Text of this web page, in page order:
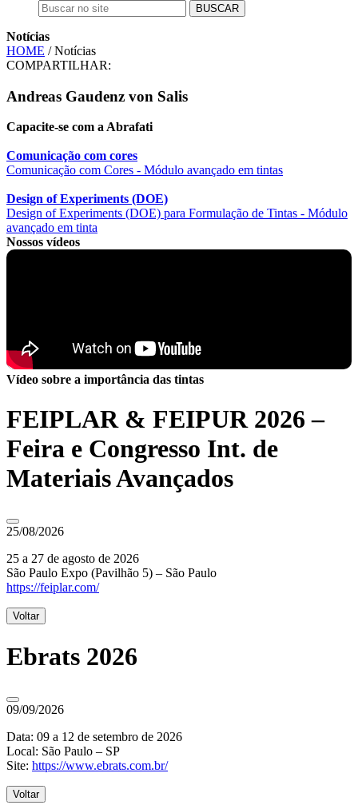
BUSCAR
Notícias
HOME / Notícias
COMPARTILHAR:
Andreas Gaudenz von Salis
Capacite-se com a Abrafati
Comunicação com cores
Comunicação com Cores - Módulo avançado em tintas
Design of Experiments (DOE)
Design of Experiments (DOE) para Formulação de Tintas - Módulo
avançado em tinta
Nossos vídeos
Vídeo sobre a importância das tintas
FEIPLAR & FEIPUR 2026 –
Feira e Congresso Int. de
Materiais Avançados
25/08/2026
25 a 27 de agosto de 2026
São Paulo Expo (Pavilhão 5) – São Paulo
https://feiplar.com/
Voltar
Ebrats 2026
09/09/2026
Data: 09 a 12 de setembro de 2026
Local: São Paulo – SP
Site: https://www.ebrats.com.br/
Voltar